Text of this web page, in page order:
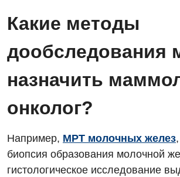
Вакцинация
Гастроэнтерология
Диетология
Дневной стационар
Хирургическое отделение
Эндоскопическое отделение
Какие методы
дообследования
назначить
онколог?
Например, МРТ молочных желез
биопсия образования молочной
гистологическое исследование